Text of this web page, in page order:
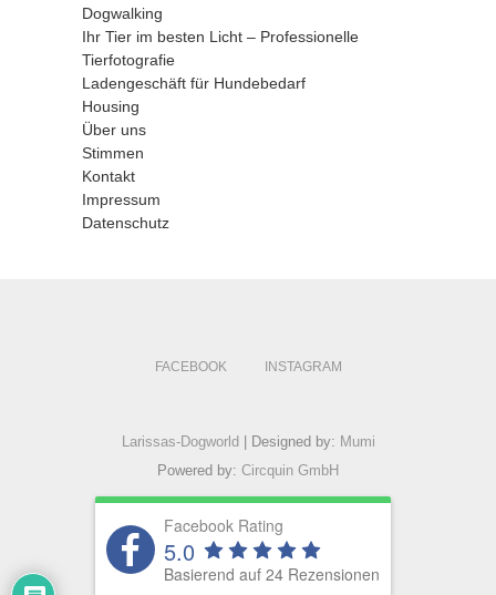
Dogwalking
Ihr Tier im besten Licht – Professionelle
Tierfotografie
Ladengeschäft für Hundebedarf
Housing
Über uns
Stimmen
Kontakt
Impressum
Datenschutz
FACEBOOK INSTAGRAM
Larissas-Dogworld | Designed by: Mumi
Powered by: Circquin GmbH
Facebook Rating
5.0
Basierend auf 24 Rezensionen